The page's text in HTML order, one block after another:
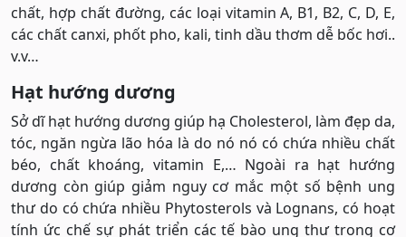
chất, hợp chất đường, các loại vitamin A, B1, B2, C, D, E,
các chất canxi, phốt pho, kali, tinh dầu thơm dễ bốc hơi..
v.v…
Hạt hướng dương
Sở dĩ hạt hướng dương giúp hạ Cholesterol, làm đẹp da,
tóc, ngăn ngừa lão hóa là do nó nó có chứa nhiều chất
béo, chất khoáng, vitamin E,… Ngoài ra hạt hướng
dương còn giúp giảm nguy cơ mắc một số bệnh ung
thư do có chứa nhiều Phytosterols và Lognans, có hoạt
tính ức chế sự phát triển các tế bào ung thư trong cơ